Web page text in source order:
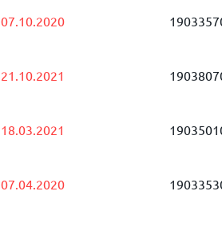
07.10.2020
21.10.2021
18.03.2021
07.04.2020